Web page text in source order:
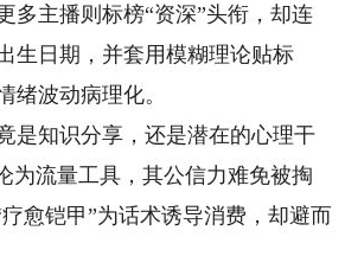
多主播则标榜“资深”头衔，却连
生日期，并套用模糊理论贴标
绪波动病理化。
知识分享，还是潜在的心理干
为流量工具，其公信力难免被掏
愈铠甲”为话术诱导消费，却避而